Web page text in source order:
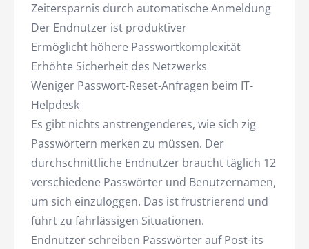
Zeitersparnis durch automatische Anmeldung
Der Endnutzer ist produktiver
Ermöglicht höhere Passwortkomplexität
Erhöhte Sicherheit des Netzwerks
Weniger Passwort-Reset-Anfragen beim IT-
Helpdesk
Es gibt nichts anstrengenderes, wie sich zig
Passwörtern merken zu müssen. Der
durchschnittliche Endnutzer braucht täglich 12
verschiedene Passwörter und Benutzernamen,
um sich einzuloggen. Das ist frustrierend und
führt zu fahrlässigen Situationen.
Endnutzer schreiben Passwörter auf Post-its